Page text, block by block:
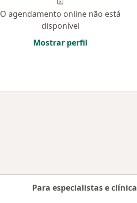
O agendamento online não está
disponível
Mostrar perfil
Para especialistas e